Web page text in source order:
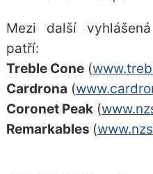
Mezi další
patří:
Treble Cone(
Cardrona (
Coronet Peak(
Remarkables (